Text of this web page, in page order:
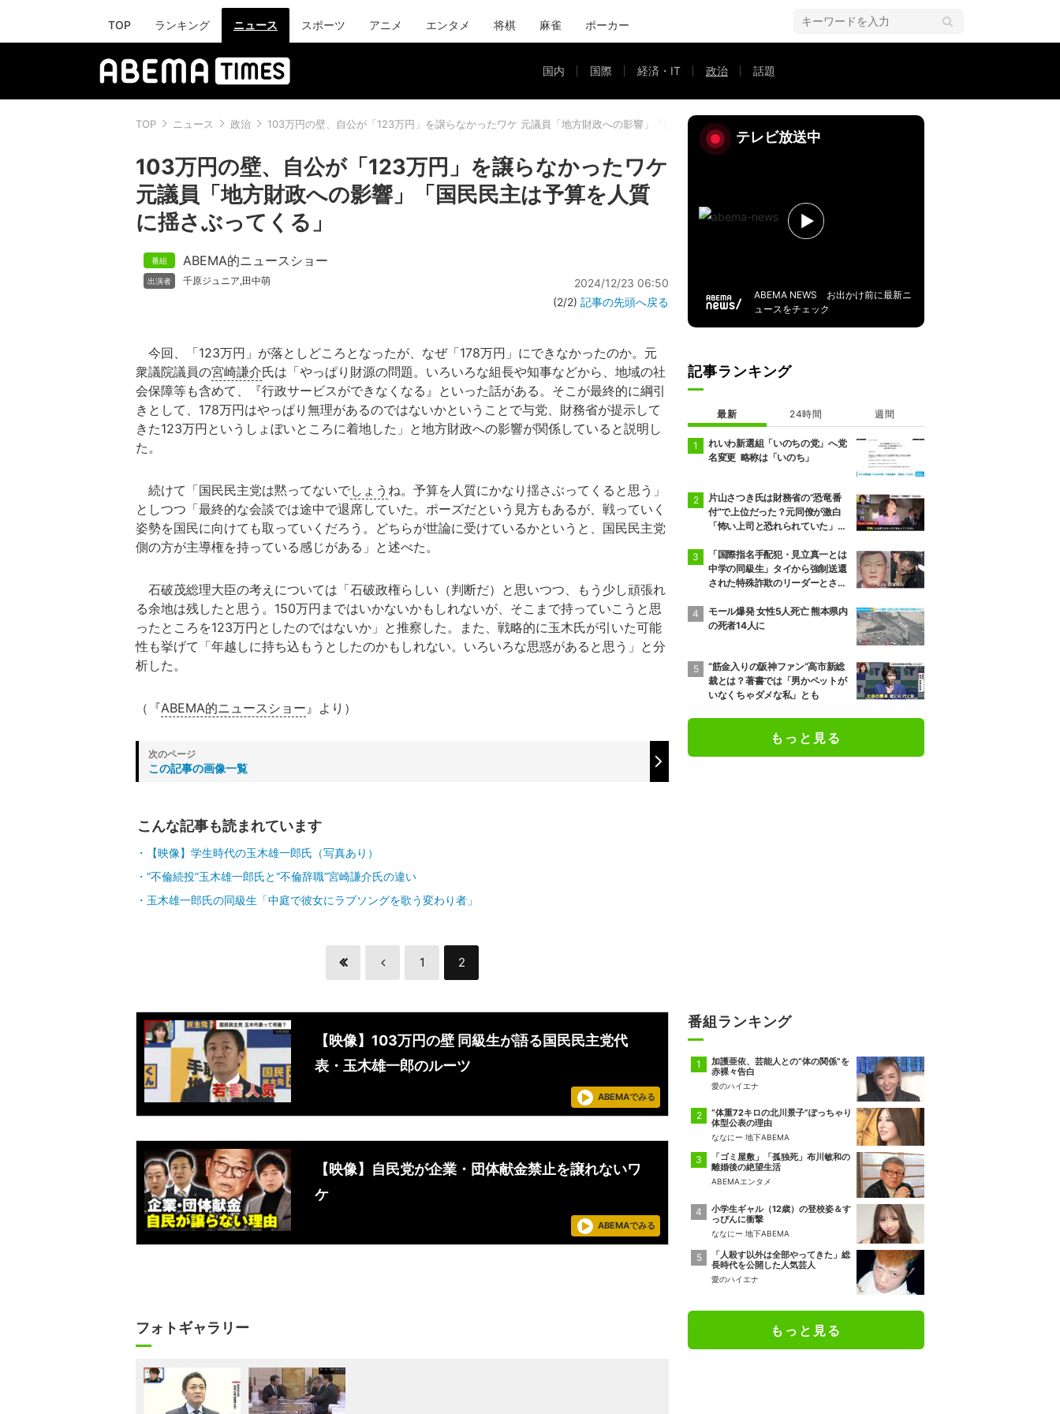
TOP ランキング ニュース スポーツ アニメ エンタメ 将棋 麻雀 ポーカー
国内 国際 経済・IT 政治 話題
TOP ニュース 政治 103万円の壁、自公が「123万円」を譲らなかったワケ 元議員「地方財政への影響」「国民民主は予算を人質に揺さぶってくる」
103万円の壁、自公が「123万円」を譲らなかったワケ
元議員「地方財政への影響」「国民民主は予算を人質
に揺さぶってくる」
ABEMA的ニュースショー
千原ジュニア,田中萌
2024/12/23 06:50
(2/2) 記事の先頭へ戻る
今回、「123万円」が落としどころとなったが、なぜ「178万円」にできなかったのか。元
衆議院議員の宮崎謙介氏は「やっぱり財源の問題。いろいろな組長や知事などから、地域の社
会保障等も含めて、『行政サービスができなくなる』といった話がある。そこが最終的に綱引
きとして、178万円はやっぱり無理があるのではないかということで与党、財務省が提示して
きた123万円というしょぼいところに着地した」と地方財政への影響が関係していると説明し
た。
続けて「国民民主党は黙ってないでしょう ね。予算を人質にかなり揺さぶってくると思う」
としつつ「最終的な会談では途中で退席していた。ポーズだという見方もあるが、戦っていく
姿勢を国民に向けても取っていくだろう。どちらが世論に受けているかというと、国民民主党
側の方が主導権を持っている感じがある」と述べた。
石破茂総理大臣の考えについては「石破政権らしい（判断だ）と思いつつ、もう少し頑張れ
る余地は残したと思う。150万円まではいかないかもしれないが、そこまで持っていこうと思
ったところを123万円としたのではないか」と推察した。また、戦略的に玉木氏が引いた可能
性も挙げて「年越しに持ち込もうとしたのかもしれない。いろいろな思惑があると思う」と分
析した。
（『ABEMA的ニュースショー』より）
この記事の画像一覧
こんな記事も読まれています
【映像】学生時代の玉木雄一郎氏（写真あり）
“不倫続投”玉木雄一郎氏と“不倫辞職”宮崎謙介氏の違い
玉木雄一郎氏の同級生「中庭で彼女にラブソングを歌う変わり者」
1 2
【映像】103万円の壁 同級生が語る国民民主党代
表・玉木雄一郎のルーツ
ABEMAでみる
【映像】自民党が企業・団体献金禁止を譲れないワ
ケ
ABEMAでみる
フォトギャラリー
テレビ放送中
ABEMA NEWS お出かけ前に最新ニ
ュースをチェック
記事ランキング
最新 24時間 週間
れいわ新選組「いのちの党」へ党
名変更 略称は「いのち」
片山さつき氏は財務省の“恐竜番
付”で上位だった？元同僚が激白
「怖い上司と恐れられていた」
「国際指名手配犯・見立真一とは
中学の同級生」タイから強制送還
された特殊詐欺のリーダーとされ
モール爆発 女性5人死亡 熊本県内
の死者14人に
“筋金入りの阪神ファン”高市新総
裁とは？著書では「男かペットが
いなくちゃダメな私」とも
もっと見る
番組ランキング
加護亜依、芸能人との“体の関係”を
赤裸々告白
愛のハイエナ
“体重72キロの北川景子”ぽっちゃり
体型公表の理由
ななにー 地下ABEMA
「ゴミ屋敷」「孤独死」布川敏和の
離婚後の絶望生活
ABEMAエンタメ
小学生ギャル（12歳）の登校姿＆す
っぴんに衝撃
ななにー 地下ABEMA
「人殺す以外は全部やってきた」総
長時代を公開した人気芸人
愛のハイエナ
もっと見る